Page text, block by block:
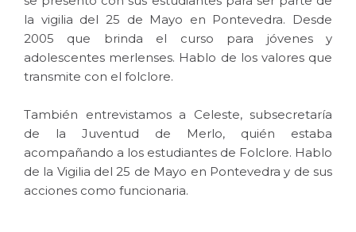
la vigilia del 25 de Mayo en Pontevedra. Desde
2005 que brinda el curso para jóvenes y
adolescentes merlenses. Hablo de los valores que
transmite con el folclore.
También entrevistamos a Celeste, subsecretaría
de la Juventud de Merlo, quién estaba
acompañando a los estudiantes de Folclore. Hablo
de la Vigilia del 25 de Mayo en Pontevedra y de sus
acciones como funcionaria.